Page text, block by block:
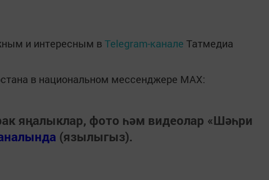
и интересным в Telegram-канале Татмедиа
в национальном мессенджере MАХ:
яңалыклар, фото һәм видеолар «Шәһри
(язылыгыз).